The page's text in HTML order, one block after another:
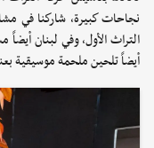
نجاحات كبيرة، شاركنا في
التراث الأول، وفي لبنان أيضاً
أيضاً تلحين ملحمة موسيقية